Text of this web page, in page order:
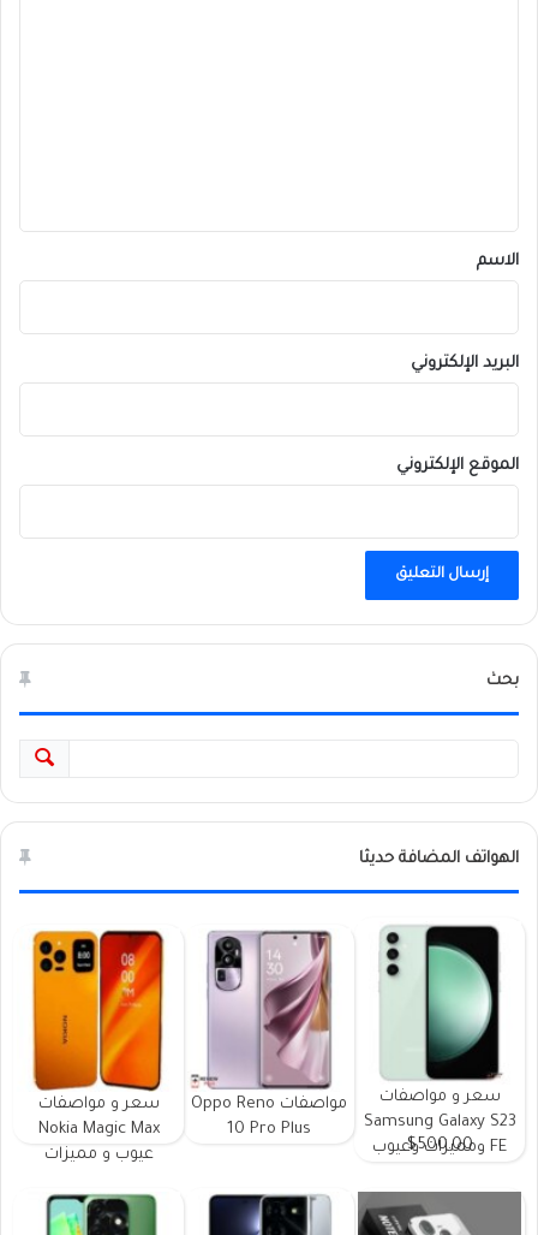
*
الاسم
البريد الإلكتروني
الموقع الإلكتروني
بحث
الهواتف المضافة حديثا
سعر و مواصفات
Samsung Galaxy S23
FE ومميزات وعيوب
$500.00
مواصفات Oppo Reno
10 Pro Plus
سعر و مواصفات
Nokia Magic Max
عيوب و مميزات